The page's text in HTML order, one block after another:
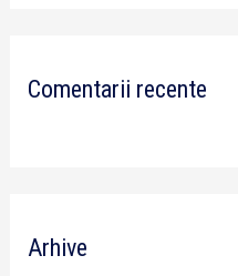
Comentarii recente
Arhive